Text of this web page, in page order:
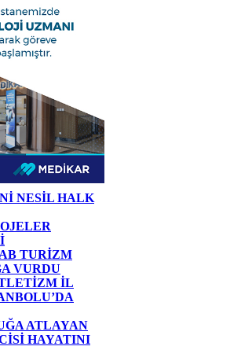
NESİL HALK
TURİZM
VURDU
İL
ATLAYAN
HAYATINI